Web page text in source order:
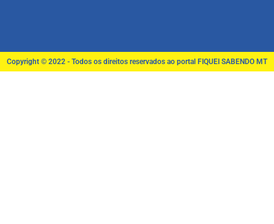
Copyright © 2022 - Todos os direitos reservados ao portal FIQUEI SABENDO MT